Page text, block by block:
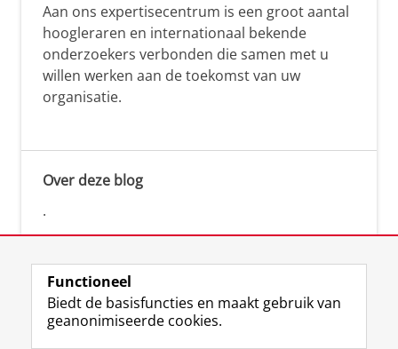
Aan ons expertisecentrum is een groot aantal
hoogleraren en internationaal bekende
onderzoekers verbonden die samen met u
willen werken aan de toekomst van uw
organisatie.
Over deze blog
.
Functioneel
Biedt de basisfuncties en maakt gebruik van
geanonimiseerde cookies.